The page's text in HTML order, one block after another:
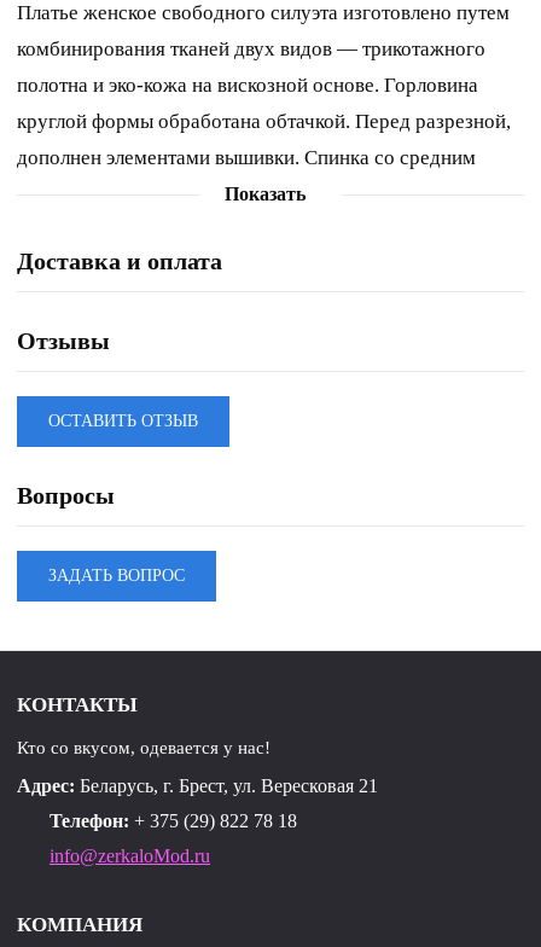
Платье женское свободного силуэта изготовлено путем
комбинирования тканей двух видов — трикотажного
полотна и эко-кожа на вискозной основе. Горловина
круглой формы обработана обтачкой. Перед разрезной,
дополнен элементами вышивки. Спинка со средним
швом и разрезом. В боковых швах расположены
Обращаем Ваше внимание, что цвет на экране может
см, рукава – 40 см. р.54 – ПОГ 61 см, ПОБ 62 см, р.56 –
Показать
Доставка и оплата
Отзывы
ОСТАВИТЬ ОТЗЫВ
Вопросы
ЗАДАТЬ ВОПРОС
КОНТАКТЫ
Кто со вкусом, одевается у нас!
Адрес: Беларусь, г. Брест, ул. Вересковая 21
Телефон: + 375 (29) 822 78 18
info@zerkaloMod.ru
КОМПАНИЯ